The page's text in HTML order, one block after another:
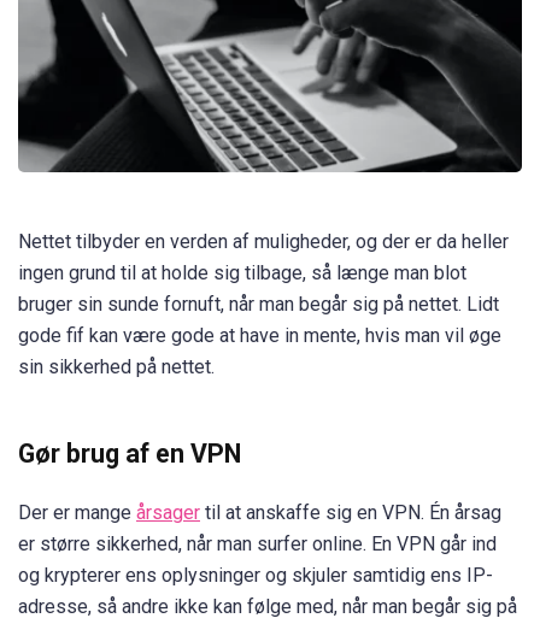
Nettet tilbyder en verden af muligheder, og der er da heller
ingen grund til at holde sig tilbage, så længe man blot
bruger sin sunde fornuft, når man begår sig på nettet. Lidt
gode fif kan være gode at have in mente, hvis man vil øge
sin sikkerhed på nettet.
Gør brug af en VPN
Der er mange årsager til at anskaffe sig en VPN. Én årsag
er større sikkerhed, når man surfer online. En VPN går ind
og krypterer ens oplysninger og skjuler samtidig ens IP-
adresse, så andre ikke kan følge med, når man begår sig på